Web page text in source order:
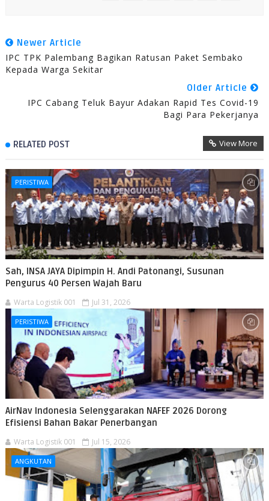
Newer Article
IPC TPK Palembang Bagikan Ratusan Paket Sembako
Kepada Warga Sekitar
Older Article
IPC Cabang Teluk Bayur Adakan Rapid Tes Covid-19
Bagi Para Pekerjanya
RELATED POST View More
PERISTIWA
Sah, INSA JAYA Dipimpin H. Andi Patonangi, Susunan
Pengurus 40 Persen Wajah Baru
Warta Logistik 001 Jul 31, 2026
PERISTIWA
AirNav Indonesia Selenggarakan NAFEF 2026 Dorong
Efisiensi Bahan Bakar Penerbangan
Warta Logistik 001 Jul 15, 2026
ANGKUTAN